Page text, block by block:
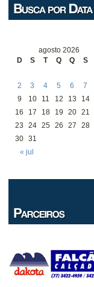
agosto 2026
D
S T Q Q S
« jul
2
3 4 5 6 7
9
10 11 12 13 14
16
17 18 19 20 21
23
24 25 26 27 28
30 31